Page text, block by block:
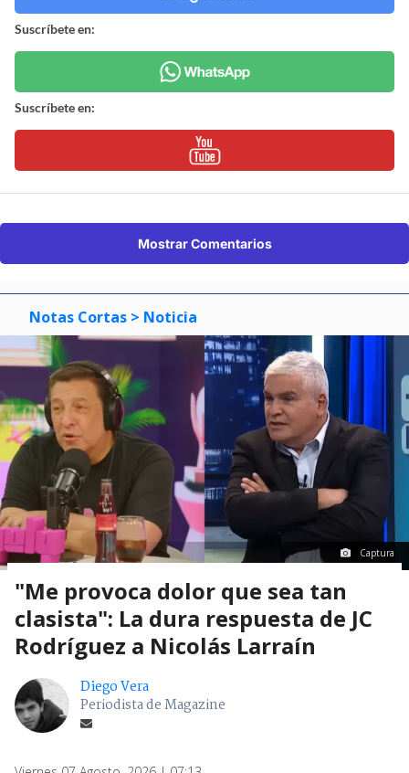
Suscríbete en:
Suscríbete en:
Mostrar Comentarios
Notas Cortas > Noticia
Captura
"Me provoca dolor que sea tan
clasista": La dura respuesta de JC
Rodríguez a Nicolás Larraín
Diego Vera
Periodista de Magazine